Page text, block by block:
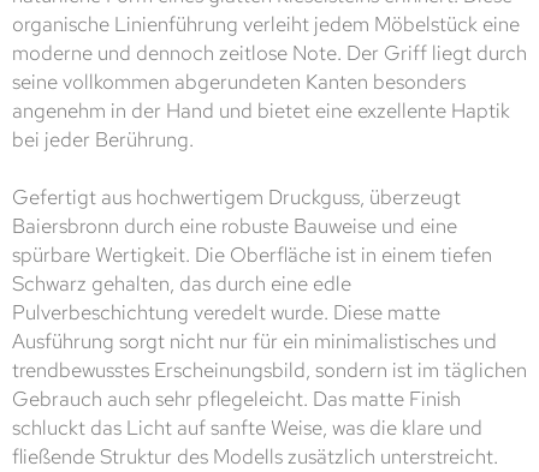
organische Linienführung verleiht jedem Möbelstück eine
moderne und dennoch zeitlose Note. Der Griff liegt durch
seine vollkommen abgerundeten Kanten besonders
angenehm in der Hand und bietet eine exzellente Haptik
bei jeder Berührung.
Gefertigt aus hochwertigem Druckguss, überzeugt
Baiersbronn durch eine robuste Bauweise und eine
spürbare Wertigkeit. Die Oberfläche ist in einem tiefen
Schwarz gehalten, das durch eine edle
Pulverbeschichtung veredelt wurde. Diese matte
Ausführung sorgt nicht nur für ein minimalistisches und
trendbewusstes Erscheinungsbild, sondern ist im täglichen
Gebrauch auch sehr pflegeleicht. Das matte Finish
schluckt das Licht auf sanfte Weise, was die klare und
fließende Struktur des Modells zusätzlich unterstreicht.